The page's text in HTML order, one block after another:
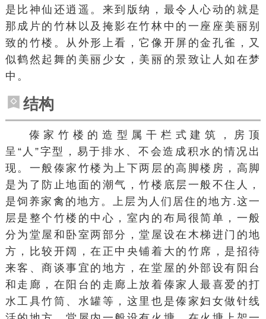
是比神仙还逍遥。来到版纳，最令人心动的就是
那成片的竹林以及掩影在竹林中的一座座美丽别
致的竹楼。从外形上看，它像开屏的金孔雀，又
似鹤然起舞的美丽少女，美丽的景致让人如在梦
中。
结构
傣家竹楼的造型属干栏式建筑
，房顶
呈“人”字型，易于排水、不会造成积水的情况出
现。一般傣家竹楼为上下两层的高脚楼房，高脚
是为了防止地面的潮气，竹楼底层一般不住人，
是饲养家禽的地方。上层为人们居住的地方.这一
层是整个竹楼的中心，室内的布局很简单，一般
分为堂屋和卧室两部分，堂屋设在木梯进门的地
方，比较开阔，在正中央铺着大的竹席，是招待
来客、商谈事宜的地方，在堂屋的外部设有阳台
和走廊，在阳台的走廊上放着傣家人最喜爱的打
水工具竹筒、水罐等，这里也是傣家妇女做针线